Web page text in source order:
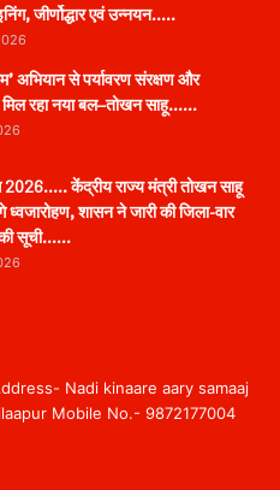
जीर्णोद्धार एवं उन्नयन…..
अभियान से पर्यावरण संरक्षण और
मिल रहा नया बल–तोखन साहू……
2026….. केंद्रीय राज्य मंत्री तोखन साहू
ध्वजारोहण, शासन ने जारी की जिला-वार
की सूची……
Nadi kinaare aary samaaj
Mobile No.- 9872177004